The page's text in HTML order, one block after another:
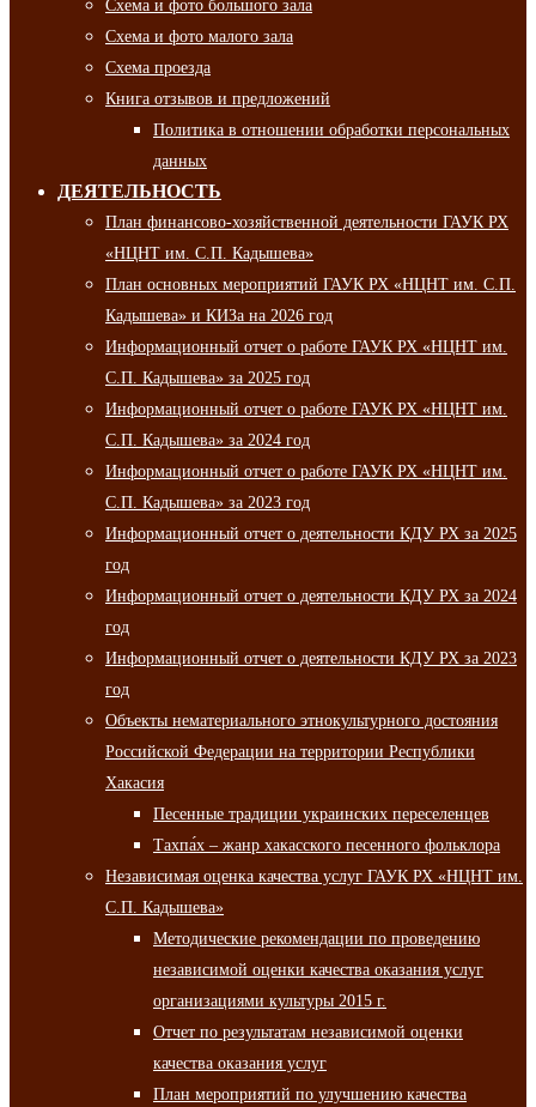
Схема и фото большого зала
Схема и фото малого зала
Схема проезда
Книга отзывов и предложений
Политика в отношении обработки персональных
данных
ДЕЯТЕЛЬНОСТЬ
План финансово-хозяйственной деятельности ГАУК РХ
«НЦНТ им. С.П. Кадышева»
План основных мероприятий ГАУК РХ «НЦНТ им. С.П.
Кадышева» и КИЗа на 2026 год
Информационный отчет о работе ГАУК РХ «НЦНТ им.
С.П. Кадышева» за 2025 год
Информационный отчет о работе ГАУК РХ «НЦНТ им.
С.П. Кадышева» за 2024 год
Информационный отчет о работе ГАУК РХ «НЦНТ им.
С.П. Кадышева» за 2023 год
Информационный отчет о деятельности КДУ РХ за 2025
год
Информационный отчет о деятельности КДУ РХ за 2024
год
Информационный отчет о деятельности КДУ РХ за 2023
год
Объекты нематериального этнокультурного достояния
Российской Федерации на территории Республики
Хакасия
Песенные традиции украинских переселенцев
Тахпа́х – жанр хакасского песенного фольклора
Независимая оценка качества услуг ГАУК РХ «НЦНТ им.
С.П. Кадышева»
Методические рекомендации по проведению
независимой оценки качества оказания услуг
организациями культуры 2015 г.
Отчет по результатам независимой оценки
качества оказания услуг
План мероприятий по улучшению качества